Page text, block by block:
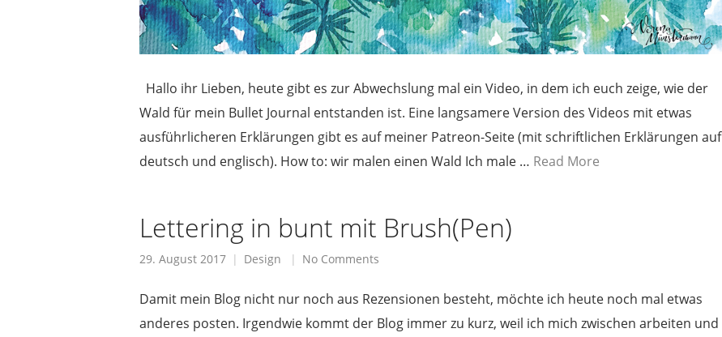
Hallo ihr Lieben, heute gibt es zur Abwechslung mal ein Video, in dem ich euch zeige, wie der
Wald für mein Bullet Journal entstanden ist. Eine langsamere Version des Videos mit etwas
ausführlicheren Erklärungen gibt es auf meiner Patreon-Seite (mit schriftlichen Erklärungen auf
deutsch und englisch). How to: wir malen einen Wald Ich male … Read More
Lettering in bunt mit Brush(Pen)
29. August 2017 Design No Comments
Damit mein Blog nicht nur noch aus Rezensionen besteht, möchte ich heute noch mal etwas
anderes posten. Irgendwie kommt der Blog immer zu kurz, weil ich mich zwischen arbeiten und